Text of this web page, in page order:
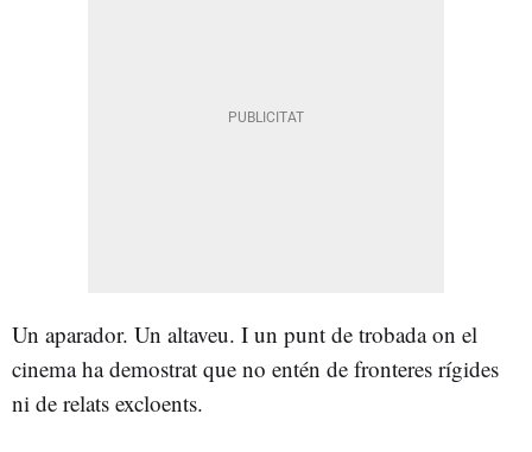
Un aparador. Un altaveu. I un punt de trobada on el
cinema ha demostrat que no entén de fronteres rígides
ni de relats excloents.